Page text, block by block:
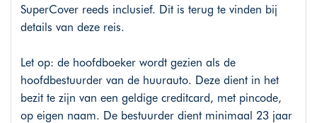
SuperCover reeds inclusief. Dit is terug te vinden bij
details van deze reis.
Let op: de hoofdboeker wordt gezien als de
hoofdbestuurder van de huurauto. Deze dient in het
bezit te zijn van een geldige creditcard, met pincode,
op eigen naam. De bestuurder dient minimaal 23 jaar